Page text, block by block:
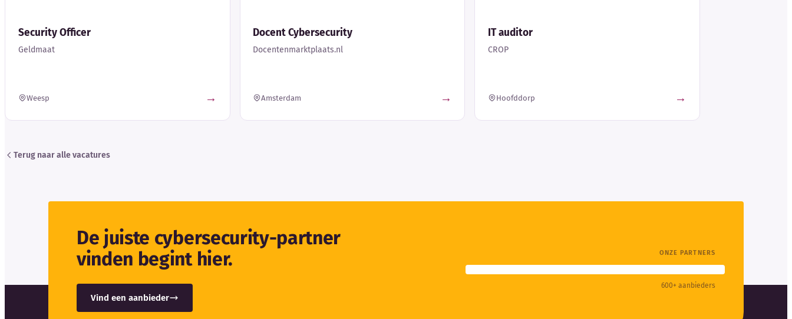
Security Officer
Geldmaat
Weesp →
Docent Cybersecurity
Docentenmarktplaats.nl
Amsterdam →
IT auditor
CROP
Hoofddorp →
Terug naar alle vacatures
De juiste cybersecurity-partner
vinden begint hier.
Vind een aanbieder
ONZE PARTNERS
600+ aanbieders